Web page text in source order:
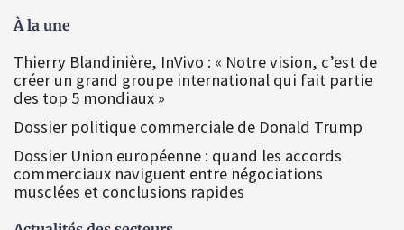
À la une
Thierry Blandinière, InVivo : « Notre vision, c’est de
créer un grand groupe international qui fait partie
des top 5 mondiaux »
Dossier politique commerciale de Donald Trump
Dossier Union européenne : quand les accords
commerciaux naviguent entre négociations
musclées et conclusions rapides